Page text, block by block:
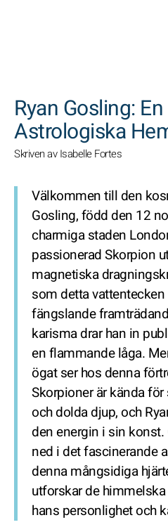
Ryan Gosling:
Astrologiska
Skriven av Isabelle Fortes
Välkommen till den
Gosling, född den 12
charmiga staden
passionerad Skorpion
magnetiska
som detta
fängslande
karisma drar han in
en flammande låga.
ögat ser hos denna
Skorpioner är kända
och dolda djup, och
den energin i sin
ned i det fascinerande
denna mångsidiga
utforskar de
hans personlighet och